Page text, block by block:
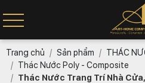
Trang chủ Sản phẩm
THÁC
Thác Nước Poly - Composite
Thác Nước Trang Trí Nhà